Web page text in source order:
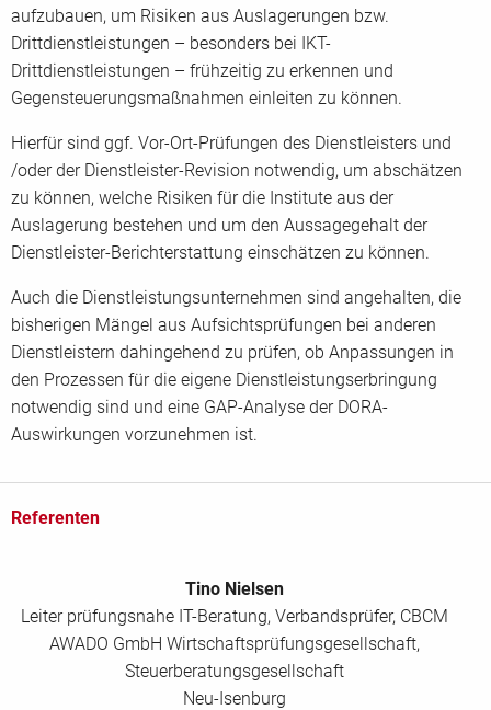
aufzubauen, um Risiken aus Auslagerungen bzw.
Drittdienstleistungen – besonders bei IKT-
Drittdienstleistungen – frühzeitig zu erkennen und
Gegensteuerungsmaßnahmen einleiten zu können.
Hierfür sind ggf. Vor-Ort-Prüfungen des Dienstleisters und
/oder der Dienstleister-Revision notwendig, um abschätzen
zu können, welche Risiken für die Institute aus der
Auslagerung bestehen und um den Aussagegehalt der
Dienstleister-Berichterstattung einschätzen zu können.
Auch die Dienstleistungsunternehmen sind angehalten, die
bisherigen Mängel aus Aufsichtsprüfungen bei anderen
Dienstleistern dahingehend zu prüfen, ob Anpassungen in
den Prozessen für die eigene Dienstleistungserbringung
notwendig sind und eine GAP-Analyse der DORA-
Auswirkungen vorzunehmen ist.
Referenten
Tino Nielsen
Leiter prüfungsnahe IT-Beratung, Verbandsprüfer, CBCM
AWADO GmbH Wirtschaftsprüfungsgesellschaft,
Steuerberatungsgesellschaft
Neu-Isenburg